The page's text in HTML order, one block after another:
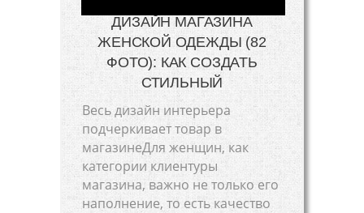
ДИЗАЙН МАГАЗИНА
ЖЕНСКОЙ ОДЕЖДЫ (82
ФОТО): КАК СОЗДАТЬ
СТИЛЬНЫЙ
Весь дизайн интерьера
подчеркивает товар в
магазинеДля женщин, как
категории клиентуры
магазина, важно не только его
наполнение, то есть качество